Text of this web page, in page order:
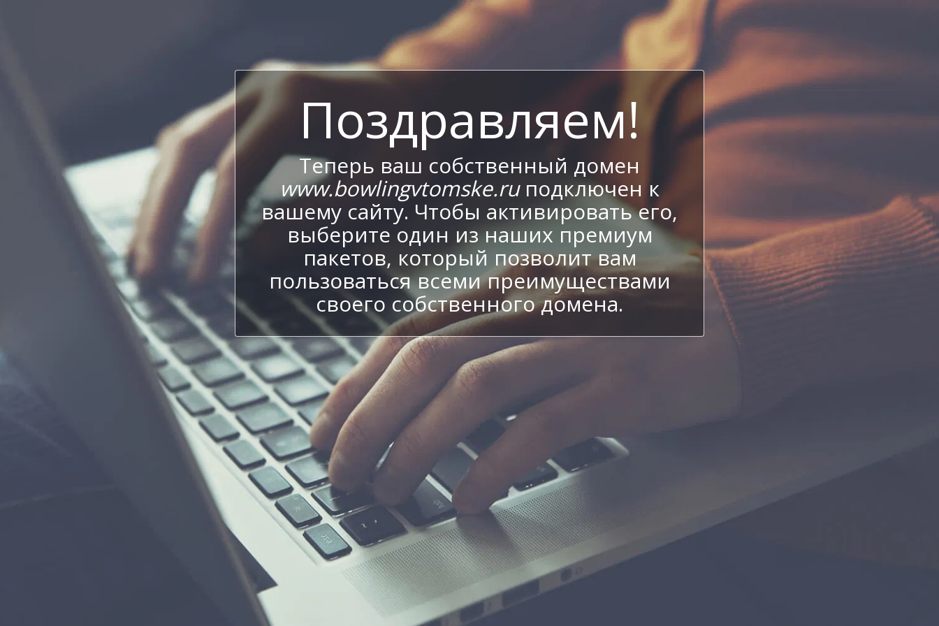
Поздравляем!
Теперь ваш собственный домен
www.bowlingvtomske.ruподключен к
вашему сайту. Чтобы активировать его,
выберите один из наших премиум
пакетов, который позволит вам
пользоваться всеми преимуществами
своего собственного домена.